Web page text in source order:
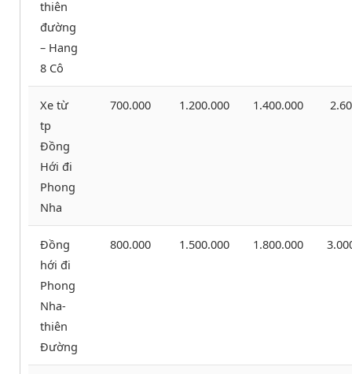
thiên
đường
– Hang
8 Cô
Xe từ
tp
Đồng
Hới đi
Phong
Nha
700.000 1.200.000 1.400.000
Đồng
hới đi
Phong
Nha-
thiên
Đường
800.000 1.500.000 1.800.000